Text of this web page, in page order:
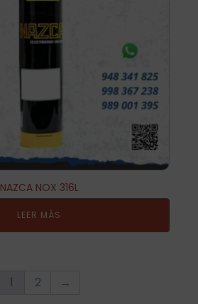
NAZCA NOX 316L
LEER MÁS
1 2 →